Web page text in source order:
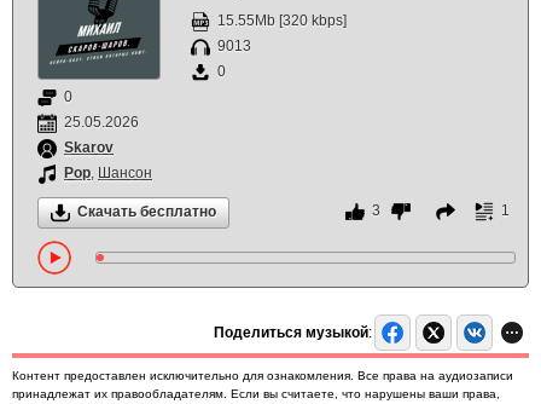
15.55Mb [320 kbps]
9013
0
0
25.05.2026
Skarov
Pop, Шансон
Скачать бесплатно 3 1
Поделиться музыкой:
Контент предоставлен исключительно для ознакомления. Все права на аудиозаписи
принадлежат их правообладателям. Если вы считаете, что нарушены ваши права,